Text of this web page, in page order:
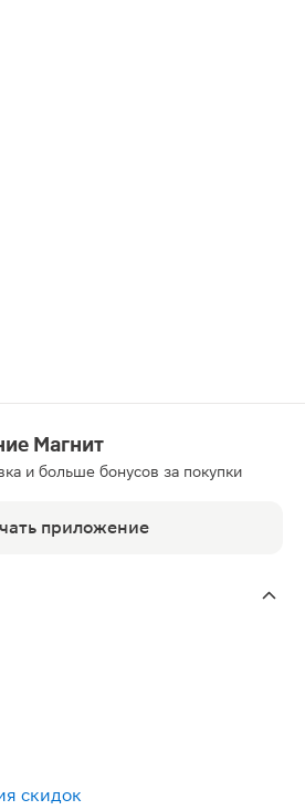
Магнит
и больше бонусов за покупки
приложение
скидок